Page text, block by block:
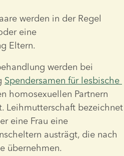
werden in der Regel
eine
Eltern.
werden bei
Spendersamen für lesbische
homosexuellen Partnern
Leihmutterschaft bezeichnet
eine Frau eine
austrägt, die nach
übernehmen.